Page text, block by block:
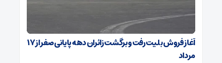
آغاز فروش بلیت رفت و برگشت زائران دهه پایانی صفر از ۱۷
مرداد